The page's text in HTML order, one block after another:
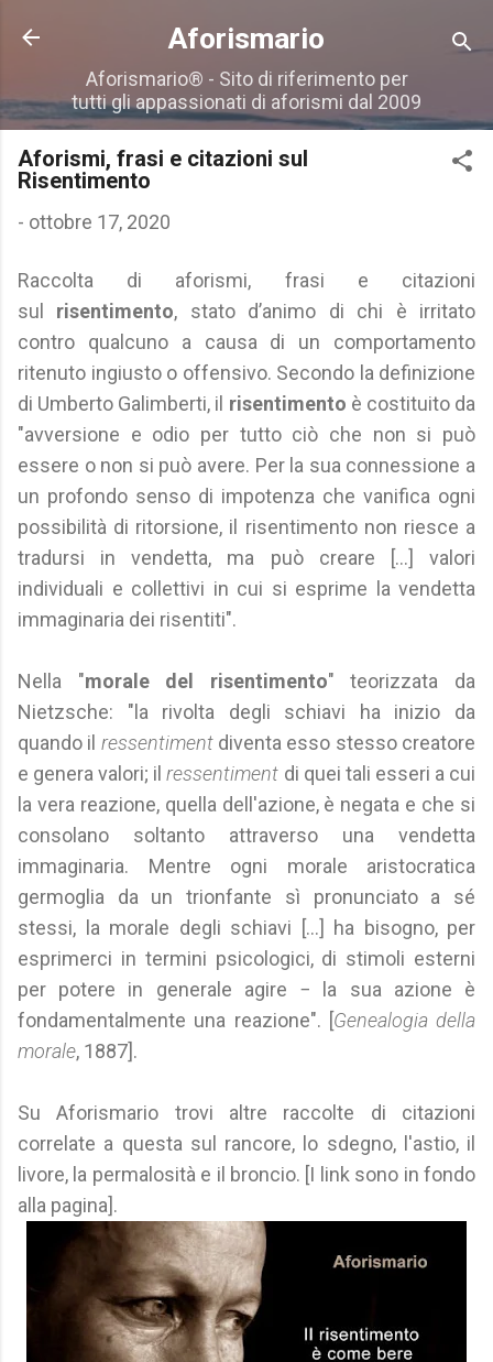
Passa ai contenuti principali
Aforismario
Aforismario® - Sito di riferimento per
tutti gli appassionati di aforismi dal 2009
Aforismi, frasi e citazioni sul
Risentimento
- ottobre 17, 2020
Raccolta di aforismi, frasi e citazioni
sul risentimento, stato d’animo di chi è irritato
contro qualcuno a causa di un comportamento
ritenuto ingiusto o offensivo. Secondo la definizione
di Umberto Galimberti, il risentimento è costituito da
"avversione e odio per tutto ciò che non si può
essere ο non si può avere. Per la sua connessione a
un profondo senso di impotenza che vanifica ogni
possibilità di ritorsione, il risentimento non riesce a
tradursi in vendetta, ma può creare [...] valori
individuali e collettivi in cui si esprime la vendetta
immaginaria dei risentiti".
Nella "morale del risentimento" teorizzata da
Nietzsche: "la rivolta degli schiavi ha inizio da
quando il ressentiment diventa esso stesso creatore
e genera valori; ilressentiment di quei tali esseri a cui
la vera reazione, quella dell'azione, è negata e che si
consolano soltanto attraverso una vendetta
immaginaria. Mentre ogni morale aristocratica
germoglia da un trionfante sì pronunciato a sé
stessi, la morale degli schiavi [...] ha bisogno, per
esprimerci in termini psicologici, di stimoli esterni
per potere in generale agire − la sua azione è
fondamentalmente una reazione". [Genealogia della
morale, 1887].
Su Aforismario trovi altre raccolte di citazioni
correlate a questa sul rancore, lo sdegno, l'astio, il
livore, la permalosità e il broncio. [I link sono in fondo
alla pagina].